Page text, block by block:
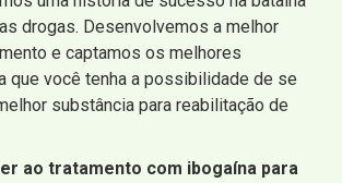
drogas. Desenvolvemos a melhor
e captamos os melhores
que você tenha a possibilidade de se
substância para reabilitação de
ao tratamento com ibogaína para